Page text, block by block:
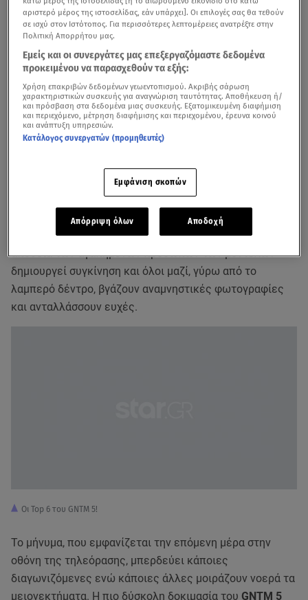
Η νέα μέρα στο σπίτι τουGNTM 5ξεκινά με γλυκόπικρα
σχόλια. Αφενός ηΜάρα
της μαμάς της Μικαέλα, που αποχώρησε και αφετέρου
. Η διάθεση αλλάζει με την άφιξη της model
Mary Vitinarosκαι του coach
, που έρχονται με διάθεση γιορτινή για να
στολίσουν όλοι μαζί το χριστουγεννιάτικο δέντρο. Η
απουσία των αγαπημένων προσώπων των μοντέλων
δημιουργεί συγκίνηση και όλοι μαζί, γύρω από το
λαμπερό δέντρο, βγάζουν αναμνηστικές φωτογραφίες
και ανταλλάσσουν ευχές.
Οι Top 6 του GNTM 5!
Το μήνυμα, που εμφανίζεται την επόμενη μέρα στην
οθόνη της τηλεόρασης, μπερδεύει κάποιες
διαγωνιζόμενες ενώ κάποιες άλλες μοιράζουν νοερά τα
μειονεκτήματα. Η πιο δύσκολη δοκιμασία του GNTM 5
αριστερό μέρος της ιστοσελίδας, εάν υπάρχει]. Οι επιλογές σας θα τεθούν
σε ισχύ στον Ιστότοπος. Για περισσότερες λεπτομέρειες ανατρέξτε στην
Πολιτική Απορρήτου μας.
Εμείς και οι συνεργάτες μας επεξεργαζόμαστε δεδομένα
προκειμένου να παρασχεθούν τα εξής:
Χρήση επακριβών δεδομένων γεωεντοπισμού. Ακριβής σάρωση
χαρακτηριστικών συσκευής για αναγνώριση ταυτότητας. Αποθήκευση ή/
και πρόσβαση στα δεδομένα μιας συσκευής. Εξατομικευμένη διαφήμιση
και περιεχόμενο, μέτρηση διαφήμισης και περιεχομένου, έρευνα κοινού
και ανάπτυξη υπηρεσιών.
Κατάλογος συνεργατών (προμηθευτές)
Εμφάνιση σκοπών
Απόρριψη όλων Αποδοχή